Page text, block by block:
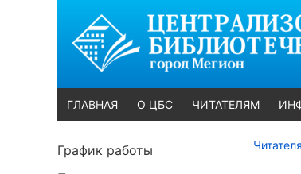
ГЛАВНАЯ О ЦБС ЧИТАТЕЛЯМ
График работы